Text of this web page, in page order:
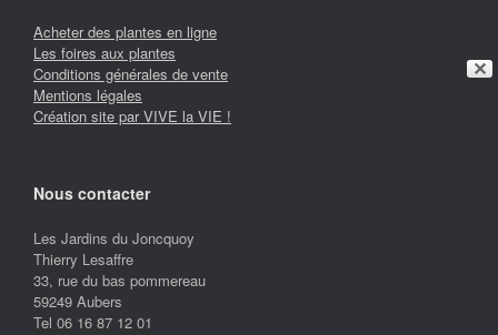
✕
Acheter des plantes en ligne
Les foires aux plantes
Conditions générales de vente
Mentions légales
Création site par VIVE la VIE !
Nous contacter
Les Jardins du Joncquoy
Thierry Lesaffre
33, rue du bas pommereau
59249 Aubers
Tel 06 16 87 12 01